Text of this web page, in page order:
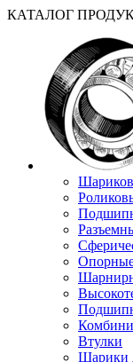
КАТАЛОГ
Втулки
Шарики